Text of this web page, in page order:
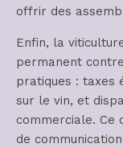
offrir des
Enfin, la
permanent
pratiques : taxes
sur le vin, et
commerciale. Ce
de